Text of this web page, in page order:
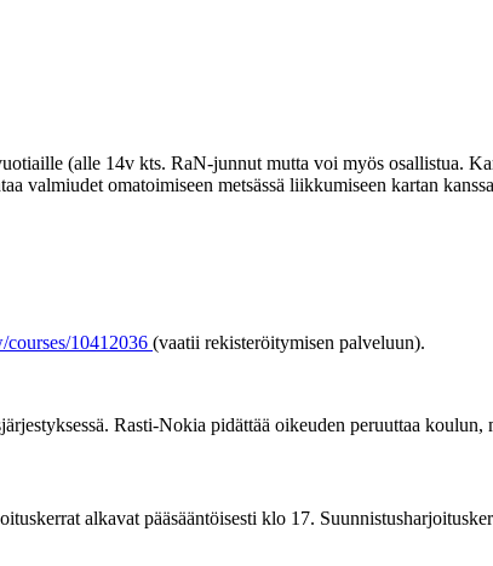
(alle 14v kts. RaN-junnut mutta voi myös osallistua.
valmiudet omatoimiseen metsässä liikkumiseen kartan
10412036 (vaatii rekisteröitymisen palveluun).
Rasti-Nokia pidättää oikeuden peruuttaa
alkavat pääsääntöisesti klo 17.